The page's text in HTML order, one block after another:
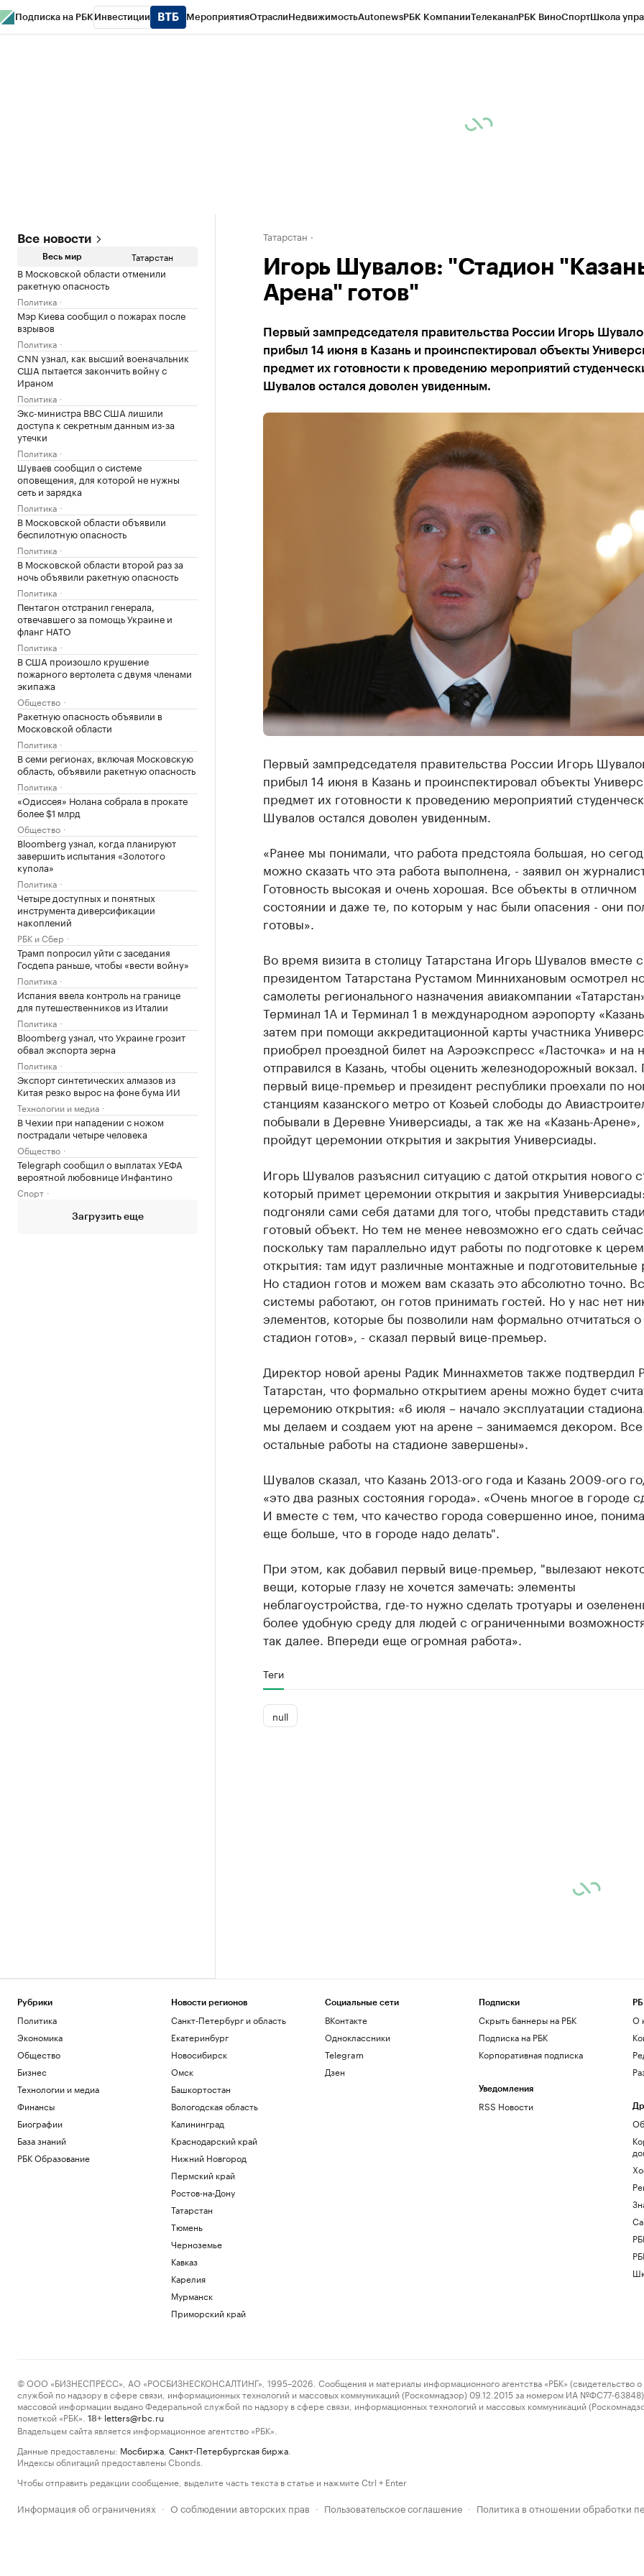
Подписка на РБК Инвестиции МероприятияОтраслиНедвижимостьAutonewsРБК КомпанииТелеканалРБК ВиноСпортШкола
Все новости
Весь мир Татарстан
В Московской области отменили
ракетную опасность
Политика
Мэр Киева сообщил о пожарах после
взрывов
Политика
CNN узнал, как высший военачальник
США пытается закончить войну с
Ираном
Политика
Экс-министра ВВС США лишили
доступа к секретным данным из-за
утечки
Политика
Шуваев сообщил о системе
оповещения, для которой не нужны
сеть и зарядка
Политика
В Московской области объявили
беспилотную опасность
Политика
В Московской области второй раз за
ночь объявили ракетную опасность
Политика
Пентагон отстранил генерала,
отвечавшего за помощь Украине и
фланг НАТО
Политика
В США произошло крушение
пожарного вертолета с двумя членами
экипажа
Общество
Ракетную опасность объявили в
Московской области
Политика
В семи регионах, включая Московскую
область, объявили ракетную опасность
Политика
«Одиссея» Нолана собрала в прокате
более $1 млрд
Общество
Bloomberg узнал, когда планируют
завершить испытания «Золотого
купола»
Политика
Четыре доступных и понятных
инструмента диверсификации
накоплений
РБК и Сбер
Трамп попросил уйти с заседания
Госдепа раньше, чтобы «вести войну»
Политика
Испания ввела контроль на границе
для путешественников из Италии
Политика
Bloomberg узнал, что Украине грозит
обвал экспорта зерна
Политика
Экспорт синтетических алмазов из
Китая резко вырос на фоне бума ИИ
Технологии и медиа
В Чехии при нападении с ножом
пострадали четыре человека
Общество
Telegraph сообщил о выплатах УЕФА
вероятной любовнице Инфантино
Спорт
Загрузить еще
Татарстан
Игорь Шувалов: "Стадион
Арена" готов"
Первый зампредседателя правительства России Игорь
прибыл 14 июня в Казань и проинспектировал объекты
предмет их готовности к проведению мероприятий
Шувалов остался доволен увиденным.
Первый зампредседателя правительства России Игорь
прибыл 14 июня в Казань и проинспектировал объекты
предмет их готовности к проведению мероприятий
Шувалов остался доволен увиденным.
«Ранее мы понимали, что работа предстояла большая, но
можно сказать что эта работа выполнена, - заявил он
Готовность высокая и очень хорошая. Все объекты в отличном
состоянии и даже те, по которым у нас были опасения - они
готовы».
Во время визита в столицу Татарстана Игорь Шувалов вместе с
президентом Татарстана Рустамом Миннихановым осмотрел
самолеты регионального назначения авиакомпании
Терминал 1А и Терминал 1 в международном аэропорту
затем при помощи аккредитационной карты участника
приобрел проездной билет на Аэроэкспресс «Ласточка» и на
отправился в Казань, чтобы оценить железнодорожный вокзал.
первый вице-премьер и президент республики проехали по
станциям казанского метро от Козьей слободы до
побывали в Деревне Универсиады, а так же на «Казань-Арене»,
пройдут церемонии открытия и закрытия Универсиады.
Игорь Шувалов разъяснил ситуацию с датой открытия нового
который примет церемонии открытия и закрытия
подгоняли сами себя датами для того, чтобы представить
готовый объект. Но тем не менее невозможно его сдать сейчас,
поскольку там параллельно идут работы по подготовке к
открытия: там идут различные монтажные и подготовительные
Но стадион готов и можем вам сказать это абсолютно точно.
системы работают, он готов принимать гостей. Но у нас нет
элементов, которые бы позволили нам формально отчитаться
стадион готов», - сказал первый вице-премьер.
Директор новой арены Радик Миннахметов также подтвердил
Татарстан, что формально открытием арены можно будет
церемонию открытия: «6 июля – начало эксплуатации
мы делаем и создаем уют на арене – занимаемся декором. Все
остальные работы на стадионе завершены».
Шувалов сказал, что Казань 2013-ого года и Казань 2009-ого
«это два разных состояния города». «Очень многое в городе
И вместе с тем, что качество города совершенно иное,
еще больше, что в городе надо делать".
При этом, как добавил первый вице-премьер, "вылезают
вещи, которые глазу не хочется замечать: элементы
неблагоустройства, где-то нужно сделать тротуары и
более удобную среду для людей с ограниченными
так далее. Впереди еще огромная работа».
Теги
null
Рубрики
Политика
Экономика
Общество
Бизнес
Технологии и медиа
Финансы
Биографии
База знаний
РБК Образование
Новости регионов
Санкт-Петербург и область
Екатеринбург
Новосибирск
Омск
Башкортостан
Вологодская область
Калининград
Краснодарский край
Нижний Новгород
Пермский край
Ростов-на-Дону
Татарстан
Тюмень
Черноземье
Кавказ
Карелия
Мурманск
Приморский край
Социальные сети
ВКонтакте
Одноклассники
Telegram
Дзен
Подписки
Скрыть баннеры на РБК
Подписка на РБК
Корпоративная подписка
Уведомления
RSS Новости
О
© ООО «БИЗНЕСПРЕСС», АО «РОСБИЗНЕСКОНСАЛТИНГ», 1995–2026. Сообщения и материалы информационного агентства «РБК» (свидетельство о
службой по надзору в сфере связи, информационных технологий и массовых коммуникаций (Роскомнадзор) 09.12.2015 за номером ИА №ФС77-63848)
массовой информации выдано Федеральной службой по надзору в сфере связи, информационных технологий и массовых коммуникаций
пометкой «РБК».
18+ letters@rbc.ru
Владельцем сайта является информационное агентство «РБК».
Данные предоставлены: Мосбиржа Санкт-Петербургская биржа
Индексы облигаций предоставлены Cbonds.
Чтобы отправить редакции сообщение, выделите часть текста в статье и нажмите Ctrl + Enter
Информация об ограничениях · О соблюдении авторских прав · Пользовательское соглашение · Политика в отношении обработки